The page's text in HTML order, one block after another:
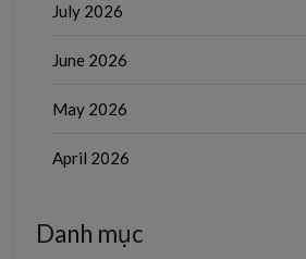
July 2026
June 2026
May 2026
April 2026
Danh mục